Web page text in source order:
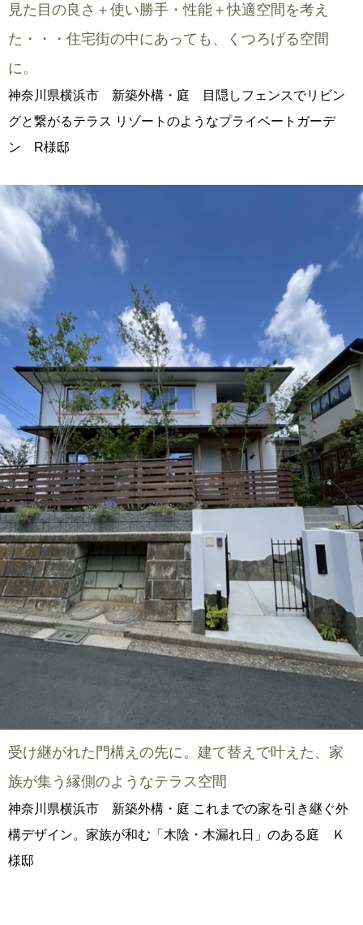
見た目の良さ＋使い勝手・性能＋快適空間を考え
た・・・住宅街の中にあっても、くつろげる空間
に。
神奈川県横浜市 新築外構・庭 目隠しフェンスでリビン
グと繋がるテラス リゾートのようなプライベートガーデ
ン R様邸
受け継がれた門構えの先に。建て替えで叶えた、家
族が集う縁側のようなテラス空間
神奈川県横浜市 新築外構・庭 これまでの家を引き継ぐ外
構デザイン。家族が和む「木陰・木漏れ日」のある庭 Ｋ
様邸